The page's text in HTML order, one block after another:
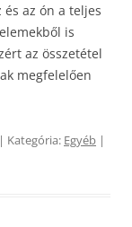
az ón a teljes
is
az összetétel
megfelelően
| Kategória: Egyéb |